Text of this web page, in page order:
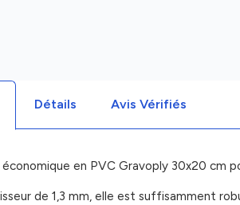
Détails Avis Vérifiés
en PVC Gravoply 30x20 cm
de 1,3 mm, elle est suffisamment